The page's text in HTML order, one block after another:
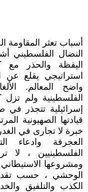
أسباب تعثر المقاومة
النضال الفلسطيني
اليقظة والحذر مع
استراتيجي يقلع عن
واضح المعالم.
الفلسطينية ولم
إسرائيلية تتجذر في
قيادتها الصهيونية
خبرة لا تجارى في
العجرفة وادعاء
الفلسطينيين ، لا
ومشروعها
الوحشي ، حسب
الكذب والتلفيق